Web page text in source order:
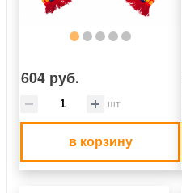
604 руб.
шт
в корзину